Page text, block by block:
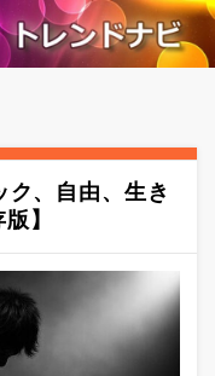
、自由、生き
】